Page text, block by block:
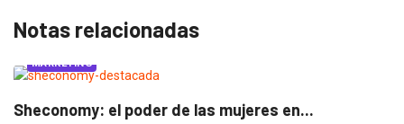
Notas relacionadas
MARKETING
Sheconomy: el poder de las mujeres en...